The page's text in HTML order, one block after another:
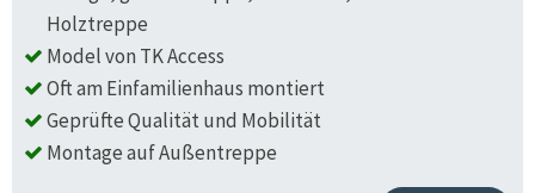
Holztreppe
Model von TK Access
Oft am Einfamilienhaus montiert
Geprüfte Qualität und Mobilität
Montage auf Außentreppe